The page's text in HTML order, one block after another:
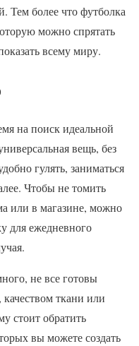
Тем более что футболка
можно спрятать
всему миру.
на поиск идеальной
вещь, без
гулять, заниматься
Чтобы не томить
или в магазине, можно
для ежедневного
не все готовы
ткани или
стоит обратить
вы можете создать